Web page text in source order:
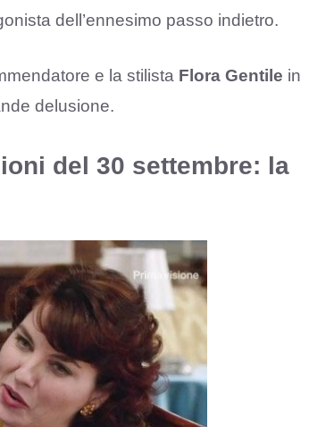
dell’ennesimo passo indietro.
e la stilista Flora Gentile in
delusione.
del 30 settembre: la